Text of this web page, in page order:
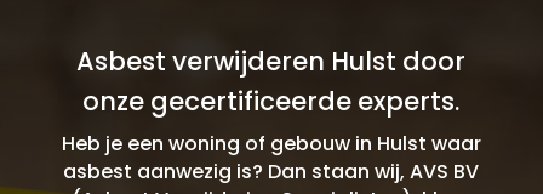
Asbest verwijderen Hulst door
onze gecertificeerde experts.
Heb je een woning of gebouw in Hulst waar
asbest aanwezig is? Dan staan wij, AVS BV